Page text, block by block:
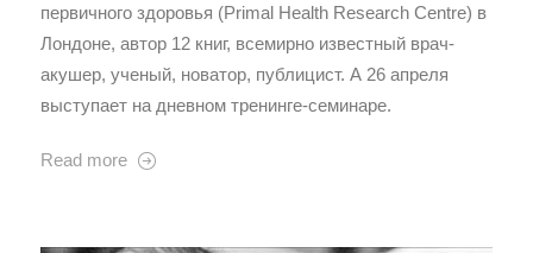
первичного здоровья (Primal Health Research Centre) в
Лондоне, автор 12 книг, всемирно известный врач-
акушер, ученый, новатор, публицист. А 26 апреля
выступает на дневном тренинге-семинаре.
Read more